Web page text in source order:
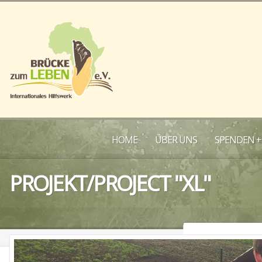
HOME ÜBER UNS SPENDEN
PROJEKT/PROJECT "XL"